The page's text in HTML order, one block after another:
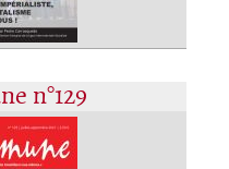
n°129